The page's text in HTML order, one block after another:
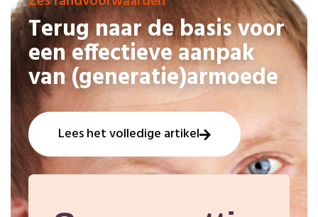
Terug naar de basis voor
een effectieve aanpak
van (generatie)armoede
Lees het volledige artikel